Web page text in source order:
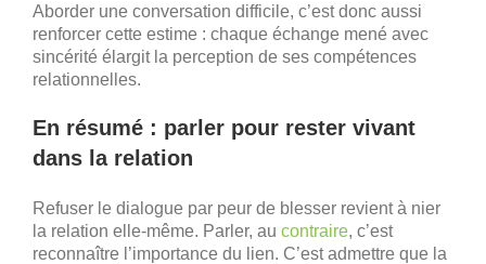
Aborder une conversation difficile, c’est donc aussi
renforcer cette estime : chaque échange mené avec
sincérité élargit la perception de ses compétences
relationnelles.
En résumé : parler pour rester vivant
dans la relation
Refuser le dialogue par peur de blesser revient à nier
la relation elle-même. Parler, au contraire, c’est
reconnaître l’importance du lien. C’est admettre que la